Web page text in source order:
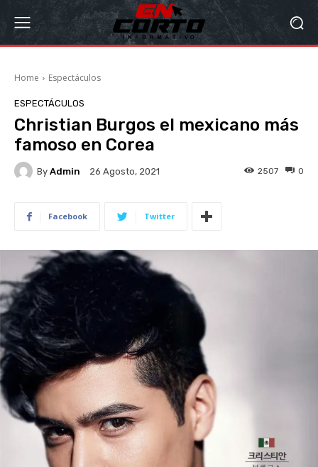
Home Espectáculos
ESPECTÁCULOS
Christian Burgos el mexicano más
famoso en Corea
By Admin 26 Agosto, 2021 0
2507
Facebook Twitter